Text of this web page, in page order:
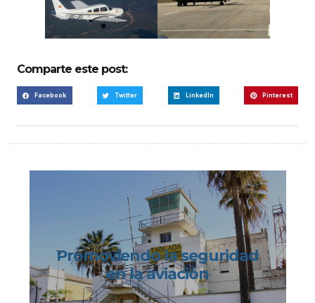
Comparte este post:
Facebook Twitter LinkedIn Pinterest
Promoviendo la seguridad
en la aviación